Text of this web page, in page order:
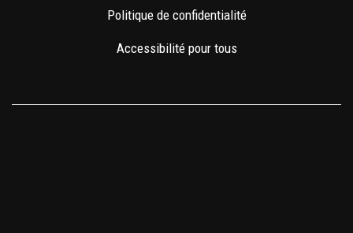
Politique de confidentialité
Accessibilité pour tous